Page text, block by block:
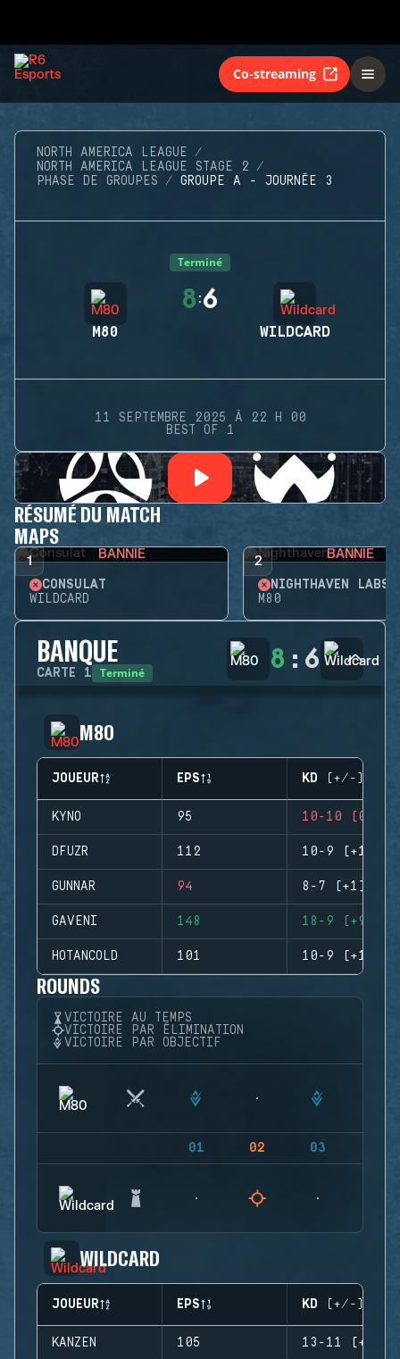
Co-streaming
NORTH AMERICA LEAGUE
NORTH AMERICA LEAGUE STAGE 2
PHASE DE GROUPES
GROUPE A - JOURNÉE 3
Terminé
M80
8 :6
WILDCARD
11 SEPTEMBRE 2025 À 22 H 00
BEST OF 1
RÉSUMÉ DU MATCH
MAPS
1 BANNIE
CONSULAT
WILDCARD
2 BANNIE
NIGHTHAVEN LABS
M80
BANQUE
CARTE 1 Terminé 8 : 6
M80
JOUEUR EPS KD (+/-)
KYNO 95 10-10 (0)
DFUZR 112 10-9 (+1)
GUNNAR 94 8-7 (+1)
GAVENI 148 18-9 (+9)
HOTANCOLD 101 10-9 (+1)
ROUNDS
VICTOIRE AU TEMPS
VICTOIRE PAR ÉLIMINATION
VICTOIRE PAR OBJECTIF
01 02 03
WILDCARD
JOUEUR EPS KD (+/-)
KANZEN 105 13-11 (+2)